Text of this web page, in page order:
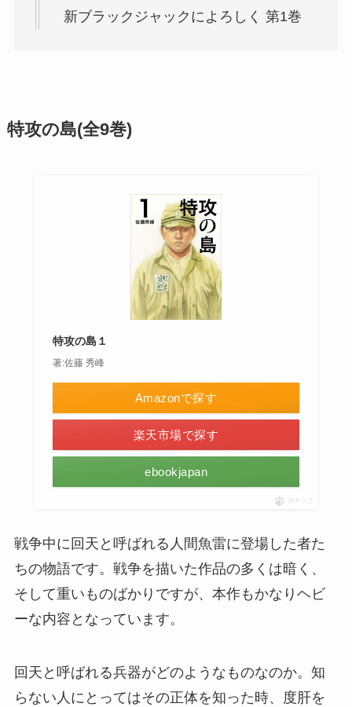
新ブラックジャックによろしく 第1巻
特攻の島(全9巻)
特攻の島１
著:佐藤 秀峰
Amazonで探す
楽天市場で探す
ebookjapan
ポチップ
戦争中に回天と呼ばれる人間魚雷に登場した者た
ちの物語です。戦争を描いた作品の多くは暗く、
そして重いものばかりですが、本作もかなりヘビ
ーな内容となっています。
回天と呼ばれる兵器がどのようなものなのか。知
らない人にとってはその正体を知った時、度肝を